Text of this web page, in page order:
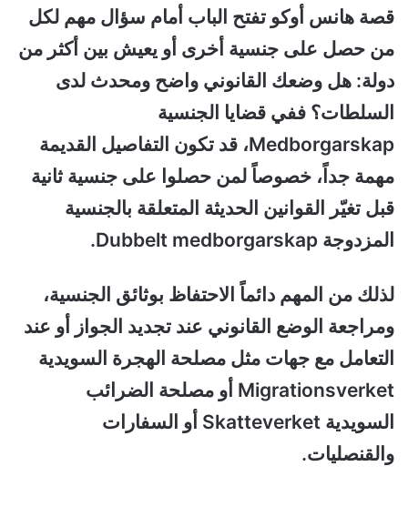
قصة هانس أوكو تفتح الباب أمام سؤال مهم لكل
من حصل على جنسية أخرى أو يعيش بين أكثر من
دولة: هل وضعك القانوني واضح ومحدث لدى
السلطات؟ ففي قضايا الجنسية
Medborgarskap، قد تكون التفاصيل القديمة
مهمة جداً، خصوصاً لمن حصلوا على جنسية ثانية
قبل تغيّر القوانين الحديثة المتعلقة بالجنسية
المزدوجة Dubbelt medborgarskap.
لذلك من المهم دائماً الاحتفاظ بوثائق الجنسية،
ومراجعة الوضع القانوني عند تجديد الجواز أو عند
التعامل مع جهات مثل مصلحة الهجرة السويدية
Migrationsverket أو مصلحة الضرائب
السويدية Skatteverket أو السفارات
والقنصليات.